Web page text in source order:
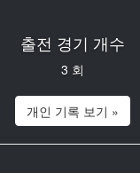
출전 경기 개수
3 회
개인 기록 보기 »